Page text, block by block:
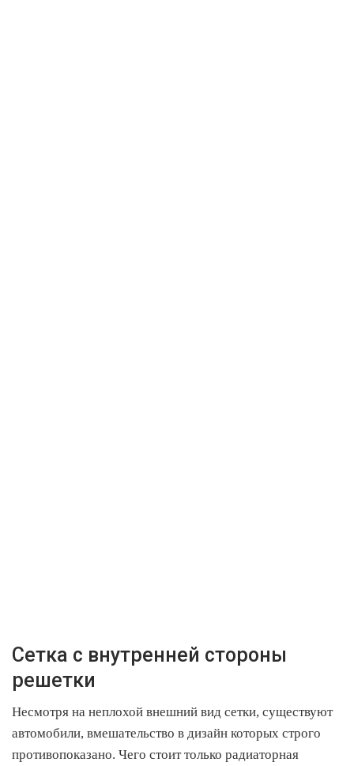
Сетка с внутренней стороны
решетки
Несмотря на неплохой внешний вид сетки, существуют
автомобили, вмешательство в дизайн которых строго
противопоказано. Чего стоит только радиаторная